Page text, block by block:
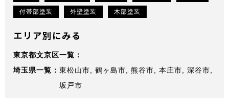
付帯部塗装 外壁塗装 木部塗装
エリア別にみる
東京都文京区
埼玉県
東松山市 鶴ヶ島市 熊谷市 本庄市
深谷市
坂戸市